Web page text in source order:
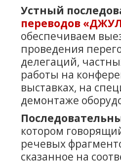
Устный
переводов
обеспечиваем
проведения
делегаций,
работы на
выставках, на
демонтаже
котором
речевых
сказанное на